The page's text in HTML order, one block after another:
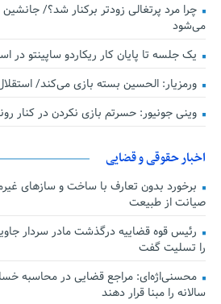
چرا مرد پرتغالی زودتر برکنار شد؟/ جانشین
می‌شود
یک جلسه تا پایان کار ریکاردو ساپینتو در
ورمزیار: الحسین بسته بازی می‌کند/
وینی جونیور: حسرتم بازی نکردن در کنار
اخبار حقوقی و قضایی
برخورد بدون تعارف با ساخت‌ و سازهای
صیانت از طبیعت
رئیس قوه قضاییه درگذشت مادر سردار
را تسلیت گفت
محسنی‌اژه‌ای: مراجع قضایی در محاسبه
سالانه را مبنا قرار دهند